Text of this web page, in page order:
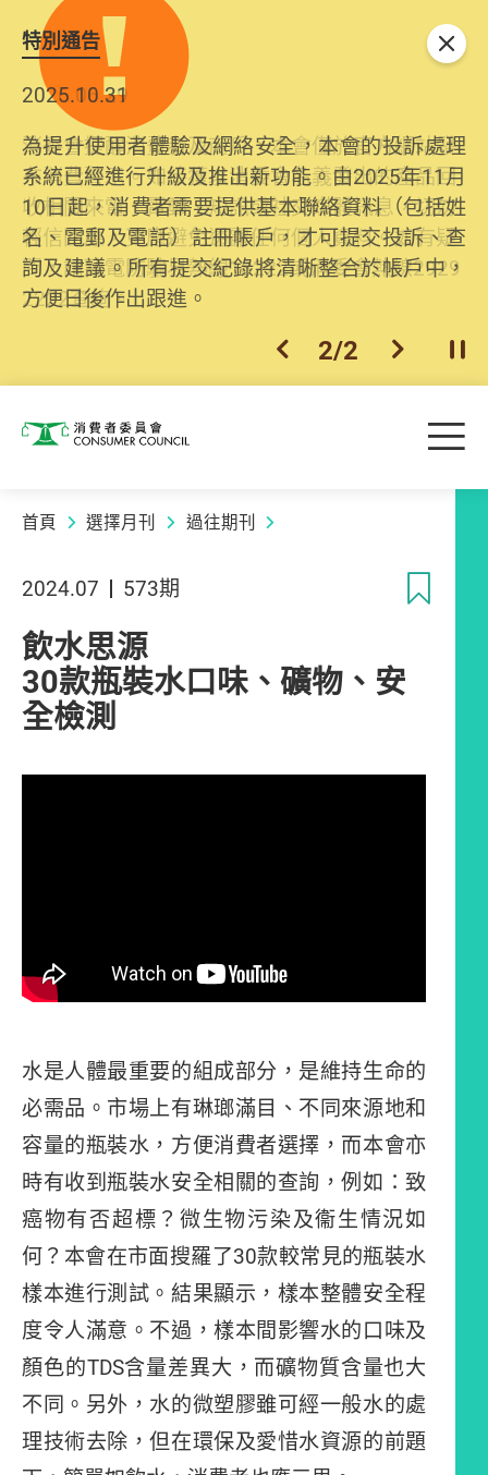
特別通告
2025.10.31
為提升使用者體驗及網絡安全，本會的投訴處理
系統已經進行升級及推出新功能。由2025年11月
10日起，消費者需要提供基本聯絡資料（包括姓
名、電郵及電話）註冊帳戶，才可提交投訴、查
詢及建議。所有提交紀錄將清晰整合於帳戶中，
方便日後作出跟進。
上一個
2/2 下一個開
關閉
消費者委員會 目
首頁 選擇月刊 過往期刊
2024.07 573期
飲水思源
30款瓶裝水口味、礦物、安
全檢測
水是人體最重要的組成部分，是維持生命的
必需品。市場上有琳瑯滿目、不同來源地和
容量的瓶裝水，方便消費者選擇，而本會亦
時有收到瓶裝水安全相關的查詢，例如：致
癌物有否超標？微生物污染及衞生情況如
何？本會在市面搜羅了30款較常見的瓶裝水
樣本進行測試。結果顯示，樣本整體安全程
度令人滿意。不過，樣本間影響水的口味及
顏色的TDS含量差異大，而礦物質含量也大
不同。另外，水的微塑膠雖可經一般水的處
理技術去除，但在環保及愛惜水資源的前題